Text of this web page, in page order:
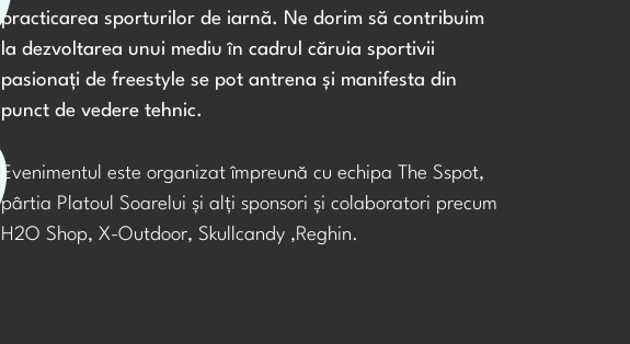
practicarea sporturilor de iarnă. Ne dorim să contribuim
la dezvoltarea unui mediu în cadrul căruia sportivii
pasionați de freestyle se pot antrena și manifesta din
punct de vedere tehnic.
Evenimentul este organizat împreună cu echipa The Sspot,
pârtia Platoul Soarelui și alți sponsori și colaboratori precum
H2O Shop, X-Outdoor, Skullcandy ,Reghin.